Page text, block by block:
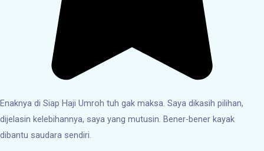
Enaknya di Siap Haji Umroh tuh gak maksa. Saya dikasih pilihan,
dijelasin kelebihannya, saya yang mutusin. Bener-bener kayak
dibantu saudara sendiri.